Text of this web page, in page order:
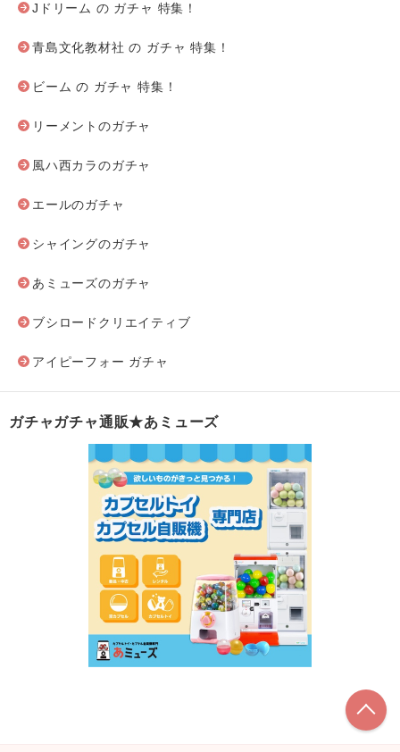
Jドリーム の ガチャ 特集！
青島文化教材社 の ガチャ 特集！
ビーム の ガチャ 特集！
リーメントのガチャ
風ハ西カラのガチャ
エールのガチャ
シャイングのガチャ
あミューズのガチャ
ブシロードクリエイティブ
アイピーフォー ガチャ
ガチャガチャ通販★あミューズ